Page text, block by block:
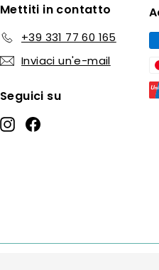
Mettiti in contatto
+39 331 77 60 165
Inviaci un'e-mail
Seguici su
InstagramFacebook